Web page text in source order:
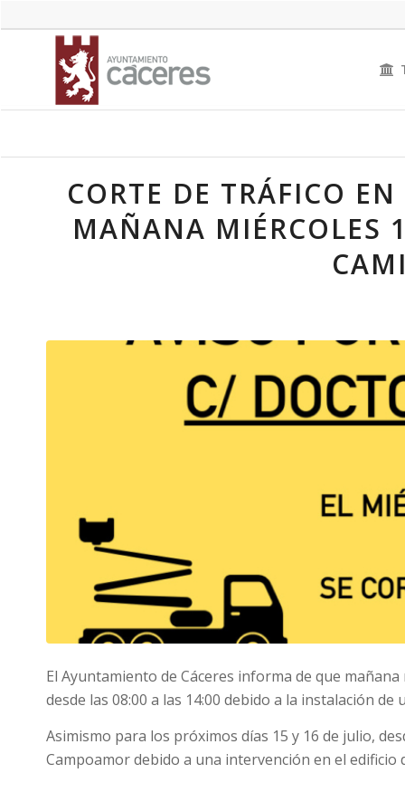
CORTE DE TRÁFICO
MAÑANA MIÉRCOLES
El Ayuntamiento de Cáceres informa de que
desde las 08:00 a las 14:00 debido a la instalación de
Asimismo para los próximos días 15 y 16 de julio,
Campoamor debido a una intervención en el edificio